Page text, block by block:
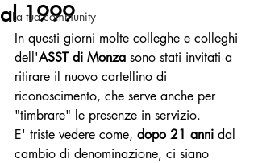
La tua community
al 1999
In questi giorni molte colleghe e colleghi
dell'ASST di Monza sono stati invitati a
ritirare il nuovo cartellino di
riconoscimento, che serve anche per
"timbrare" le presenze in servizio.
E' triste vedere come, dopo 21 anni dal
cambio di denominazione, ci siano